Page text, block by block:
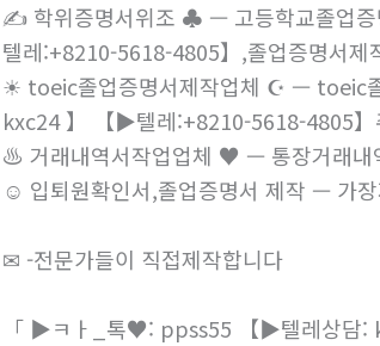
✍ 학위증명서위조 ♣ — 고등학교졸업
텔레:+8210-5618-4805】,졸업증명서제
☀ toeic졸업증명서제작업체 ☪ — toeic
kxc24 】 【▶텔레:+8210-5618-4805】
♨ 거래내역서작업업체 ♥ — 통장거래내
☺ 입퇴원확인서,졸업증명서 제작 — 가
✉ -전문가들이 직접제작합니다
「 ▶ㅋㅏ_톡♥: ppss55 【▶텔레상담: